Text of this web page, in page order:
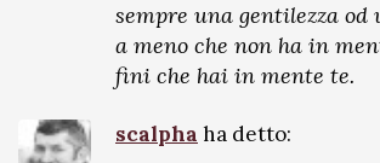
sempre una gentilezza
a meno che non ha in
fini che hai in mente te.
scalpha ha detto: